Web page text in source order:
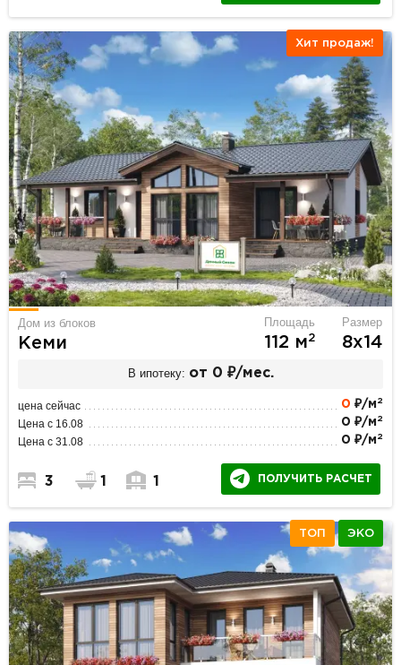
Хит продаж!
Дом из блоков
Кеми
Площадь
112 м2
Размер
8х14
В ипотеку: от 0 ₽/мес.
цена сейчас 0 ₽/м 2
Цена с 16.08 0 ₽/м 2
Цена с 31.08 0 ₽/м 2
3 1 1 ПОЛУЧИТЬ РАСЧЕТ
ТОП ЭКО